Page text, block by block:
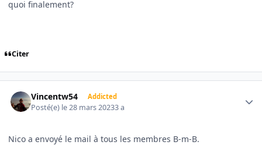
quoi finalement?
Citer
Vincentw54 Addicted
Posté(e) le 28 mars 20233 a
Nico a envoyé le mail à tous les membres B-m-B.